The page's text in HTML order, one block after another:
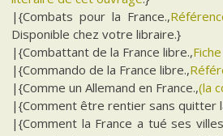
|{Combats pour la France.,
Disponible chez votre libraire.}
|{Combattant de la France libre.,
|{Commando de la France libre.,
|{Comme un Allemand en France.,(la
|{Comment être rentier sans quitter
|{Comment la France a tué ses